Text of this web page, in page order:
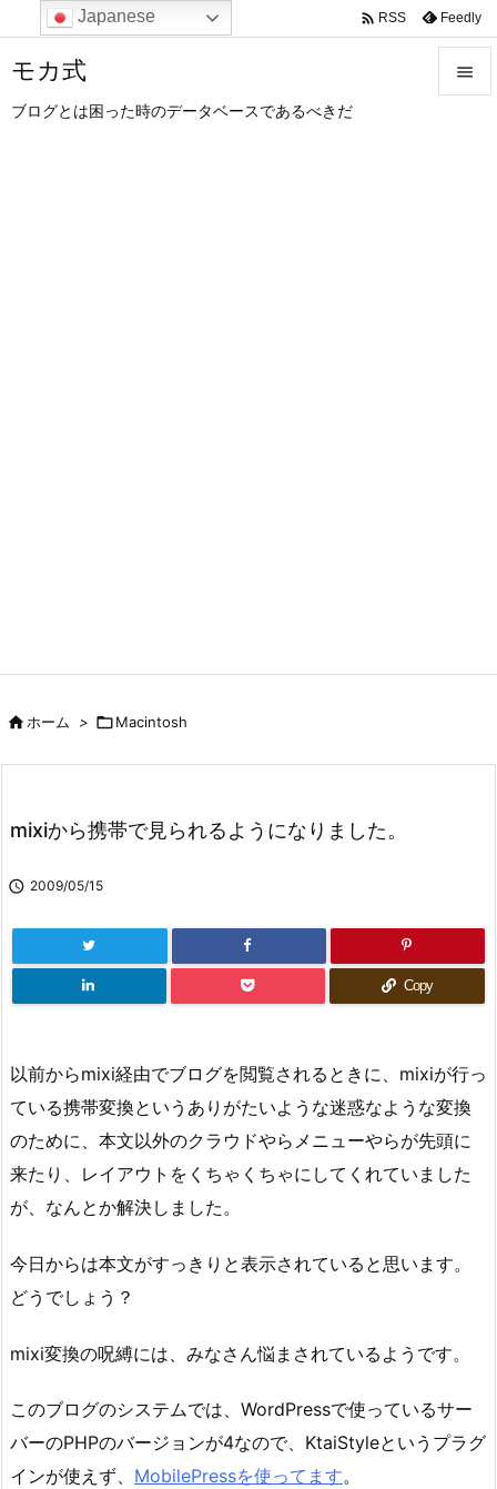
モカ式
ブログとは困った時のデータベースであるべきだ

 RSS Feedly
ホーム > Macintosh
mixiから携帯で見られるようになりました。
 2009/05/15
Copy
以前からmixi経由でブログを閲覧されるときに、mixiが行っ
ている携帯変換というありがたいような迷惑なような変換
のために、本文以外のクラウドやらメニューやらが先頭に
来たり、レイアウトをくちゃくちゃにしてくれていました
が、なんとか解決しました。
今日からは本文がすっきりと表示されていると思います。
どうでしょう？
mixi変換の呪縛には、みなさん悩まされているようです。
このブログのシステムでは、WordPressで使っているサー
バーのPHPのバージョンが4なので、KtaiStyleというプラグ
インが使えず、 MobilePressを使ってます。
Japanese